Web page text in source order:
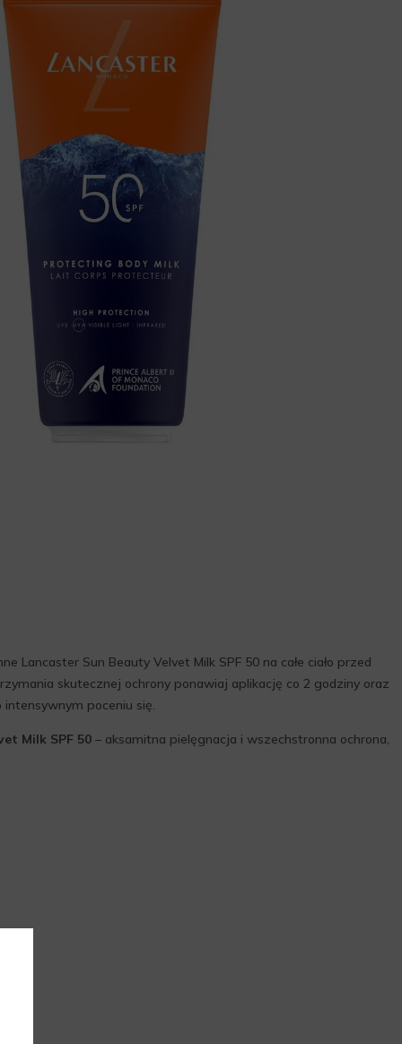
Lancaster Sun Beauty Velvet Milk SPF 50 na całe ciało przed
skutecznej ochrony ponawiaj aplikację co 2 godziny oraz
poceniu się.
Milk SPF 50– aksamitna pielęgnacja i wszechstronna ochrona,